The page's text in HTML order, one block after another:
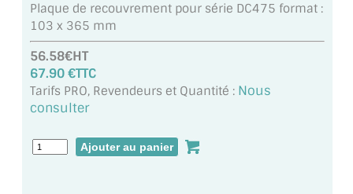
AMBIANCE LAITON BROSSÉ
MIROIR SUR MESURE
MIROIR VIEILLI
MIROIR DÉCORATIF DE COULEUR
Plaque de recouvrement pour série DC475 format :
103 x 365 mm
56.58€HT
67.90 €TTC
Tarifs PRO, Revendeurs et Quantité : Nous
consulter